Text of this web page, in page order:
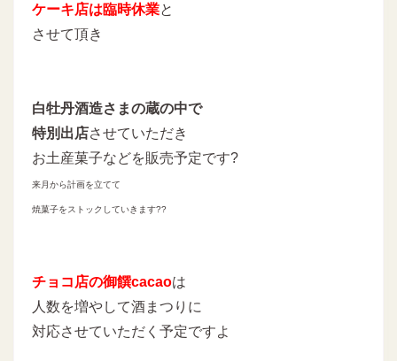
ケーキ店は臨時休業と
させて頂き
白牡丹酒造さまの蔵の中で
特別出店させていただき
お土産菓子などを販売予定です?
来月から計画を立てて
焼菓子をストックしていきます??
チョコ店の御饌cacaoは
人数を増やして酒まつりに
対応させていただく予定ですよ